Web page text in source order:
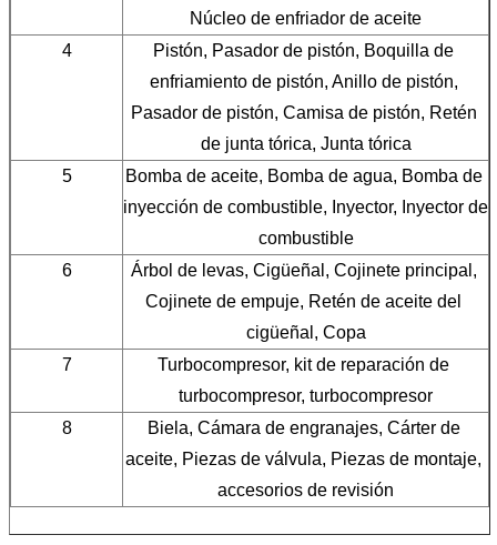
Núcleo de enfriador de aceite
4
Pistón, Pasador de pistón, Boquilla de
enfriamiento de pistón, Anillo de pistón,
Pasador de pistón, Camisa de pistón, Retén
de junta tórica, Junta tórica
5
Bomba de aceite, Bomba de agua, Bomba de
inyección de combustible, Inyector, Inyector de
combustible
6
Árbol de levas, Cigüeñal, Cojinete principal,
Cojinete de empuje, Retén de aceite del
cigüeñal, Copa
7
Turbocompresor, kit de reparación de
turbocompresor, turbocompresor
8
Biela, Cámara de engranajes, Cárter de
aceite, Piezas de válvula, Piezas de montaje,
accesorios de revisión